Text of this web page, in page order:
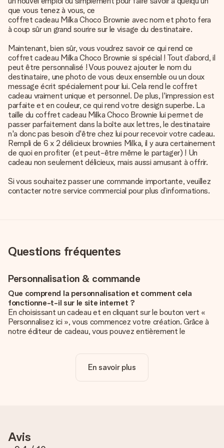
que vous tenez à vous, ce
coffret cadeau Milka Choco Brownie avec nom et photo fera
à coup sûr un grand sourire sur le visage du destinataire.
Maintenant, bien sûr, vous voudrez savoir ce qui rend ce
coffret cadeau Milka Choco Brownie si spécial ! Tout d’abord, il
peut être personnalisé ! Vous pouvez ajouter le nom du
destinataire, une photo de vous deux ensemble ou un doux
message écrit spécialement pour lui. Cela rend le coffret
cadeau vraiment unique et personnel. De plus, l'impression est
parfaite et en couleur, ce qui rend votre design superbe. La
taille du coffret cadeau Milka Choco Brownie lui permet de
passer parfaitement dans la boîte aux lettres, le destinataire
n'a donc pas besoin d'être chez lui pour recevoir votre cadeau.
Rempli de 6 x 2 délicieux brownies Milka, il y aura certainement
de quoi en profiter (et peut-être même le partager) ! Un
cadeau non seulement délicieux, mais aussi amusant à offrir.
Si vous souhaitez passer une commande importante, veuillez
contacter notre service commercial pour plus d’informations.
Questions fréquentes
Personnalisation & commande
Que comprend la personnalisation et comment cela
fonctionne-t-il sur le site internet ?
En choisissant un cadeau et en cliquant sur le bouton vert «
Personnalisez ici », vous commencez votre création. Grâce à
notre éditeur de cadeau, vous pouvez entièrement le
unique pour ajouter une touche finale à votre cadeau.
La personnalisation est-elle comprise dans le prix ?
ton cadeau. C'est pourquoi il est important d'utiliser des
photos de haute qualité. Si tu n'es pas sûr de la qualité de ton
En savoir plus
Avis